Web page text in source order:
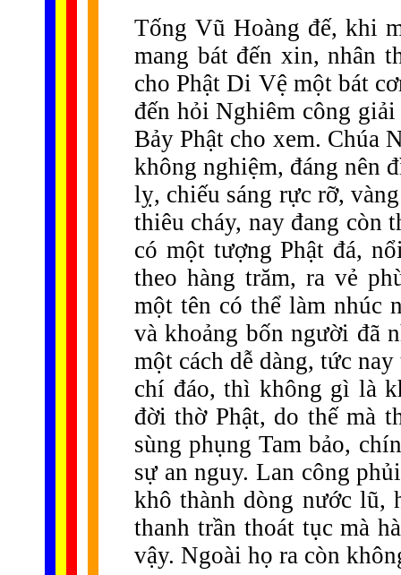
Tống Vũ Hoàng đế, khi
mang bát đến xin, nhân
cho Phật Di Vệ một bát
đến hỏi Nghiêm công
Bảy Phật cho xem. Chúa
không nghiệm, đáng nên
lỵ, chiếu sáng rực rỡ,
thiêu cháy, nay đang còn
có một tượng Phật đá,
theo hàng trăm, ra vẻ
một tên có thể làm nhúc
và khoảng bốn người đã
một cách dễ dàng, tức
chí đáo, thì không gì là
đời thờ Phật, do thế mà
sùng phụng Tam bảo,
sự an nguy. Lan công
khô thành dòng nước lũ,
thanh trần thoát tục mà
vậy. Ngoài họ ra còn